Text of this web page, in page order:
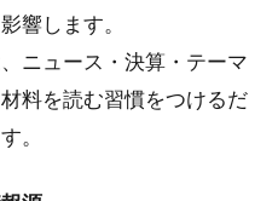
響します。
ニュース・決算・テーマ
料を読む習慣をつけるだ
。